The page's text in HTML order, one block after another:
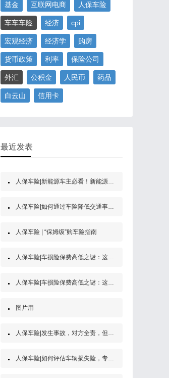
基金 互联网电商 人保车险
车车车险 经济 cpi
宏观经济 经济学 购房
货币政策 利率 保险公司
外汇 公积金 人民币 药品
白云山 信用卡
最近发表
人保车险|新能源车主必看！新能源汽车第三者责任保险
人保车险|如何通过车险降低交通事故的经济风险？
人保车险 | “保姆级”购车险指南
人保车险|车损险保费高低之谜：这些因素决定了你的保费
人保车险|车损险保费高低之谜：这些因素决定了你的保费
图片用
人保车险|发生事故，对方全责，但是他没买保险怎么办？
人保车险|如何评估车辆损失险，专家为你解答